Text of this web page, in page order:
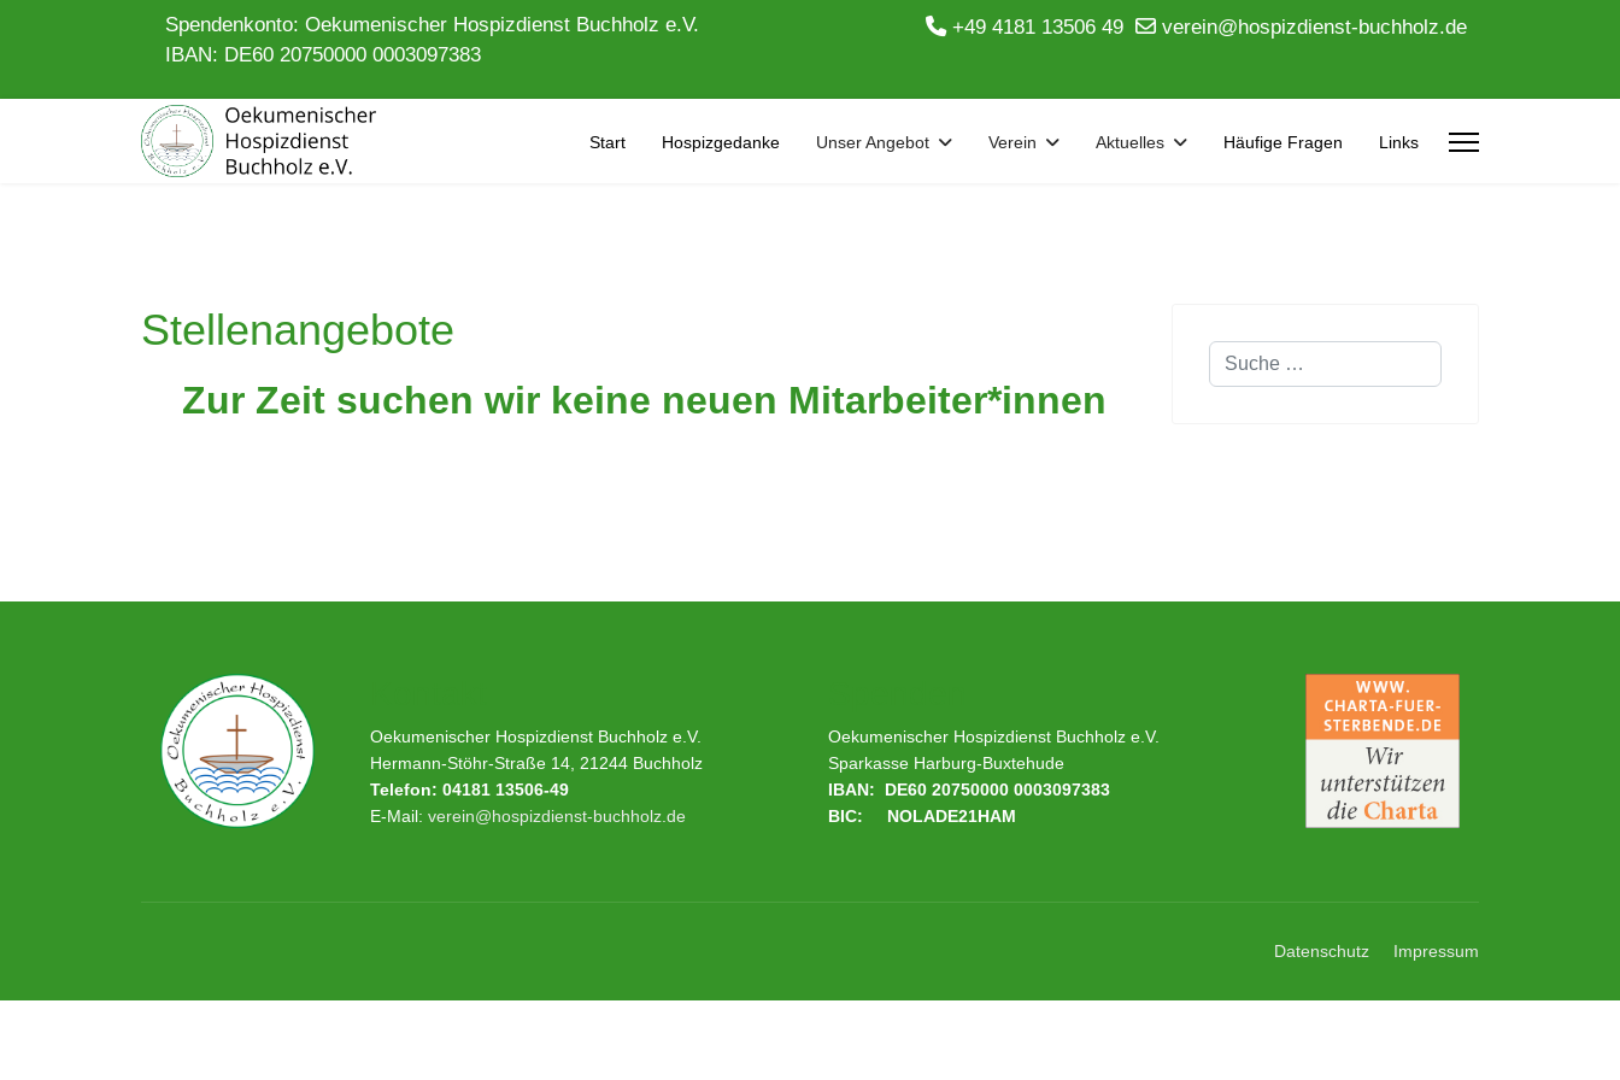
Spendenkonto: Oekumenischer Hospizdienst Buchholz e.V.
IBAN: DE60 20750000 0003097383
+49 4181 13506 49 verein@hospizdienst-buchholz.de
Start Hospizgedanke Unser Angebot Verein Aktuelles Häufige Fragen Links
Stellenangebote
Zur Zeit suchen wir keine neuen Mitarbeiter*innen
Suchen
Oekumenischer Hospizdienst Buchholz e.V.
Hermann-Stöhr-Straße 14, 21244 Buchholz
Telefon: 04181 13506-49
E-Mail: verein@hospizdienst-buchholz.de
Oekumenischer Hospizdienst Buchholz e.V.
Sparkasse Harburg-Buxtehude
IBAN: DE60 20750000 0003097383
BIC: NOLADE21HAM
Datenschutz Impressum